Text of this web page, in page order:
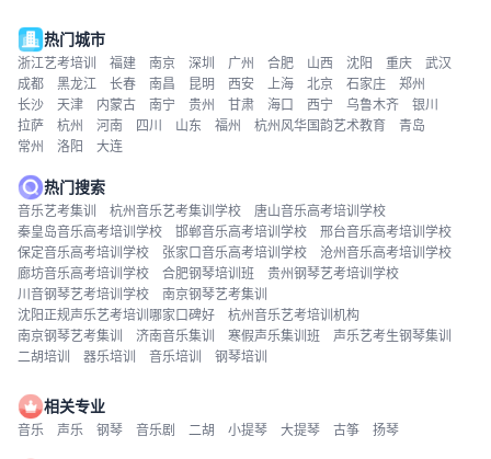
热门城市
浙江艺考培训 福建 南京 深圳 广州 合肥 山西 沈阳 重庆
武汉
成都
黑龙江 长春 南昌 昆明 西安 上海 北京 石家庄
郑州
长沙
天津 内蒙古 南宁 贵州 甘肃 海口 西宁 乌鲁木齐
银川
拉萨
杭州 河南 四川 山东 福州 杭州风华国韵艺术教育
青岛
常州
洛阳 大连
热门搜索
音乐艺考集训 杭州音乐艺考集训学校
唐山音乐高考培训学校
秦皇岛音乐高考培训学校
邯郸音乐高考培训学校
邢台音乐高考培训学校
保定音乐高考培训学校
张家口音乐高考培训学校
沧州音乐高考培训学校
廊坊音乐高考培训学校
合肥钢琴培训班
贵州钢琴艺考培训学校
川音钢琴艺考培训学校
南京钢琴艺考集训
沈阳正规声乐艺考培训哪家口碑好
杭州音乐艺考培训机构
南京钢琴艺考集训
济南音乐集训 寒假声乐集训班
声乐艺考生钢琴集训
二胡培训
器乐培训 音乐培训 钢琴培训
相关专业
音乐 声乐 钢琴 音乐剧 二胡 小提琴 大提琴 古筝 扬琴